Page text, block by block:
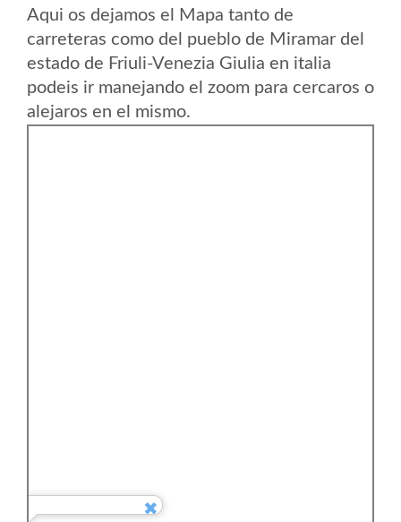
Aqui os dejamos el Mapa tanto de
carreteras como del pueblo de Miramar del
estado de Friuli-Venezia Giulia en italia
podeis ir manejando el zoom para cercaros o
alejaros en el mismo.